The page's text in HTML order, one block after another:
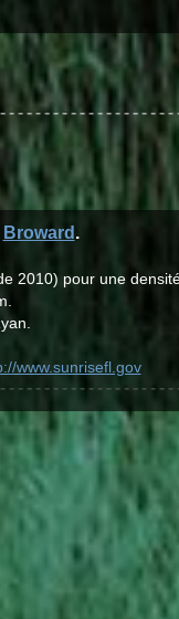
Broward .
2010) pour une
www.sunrisefl.gov